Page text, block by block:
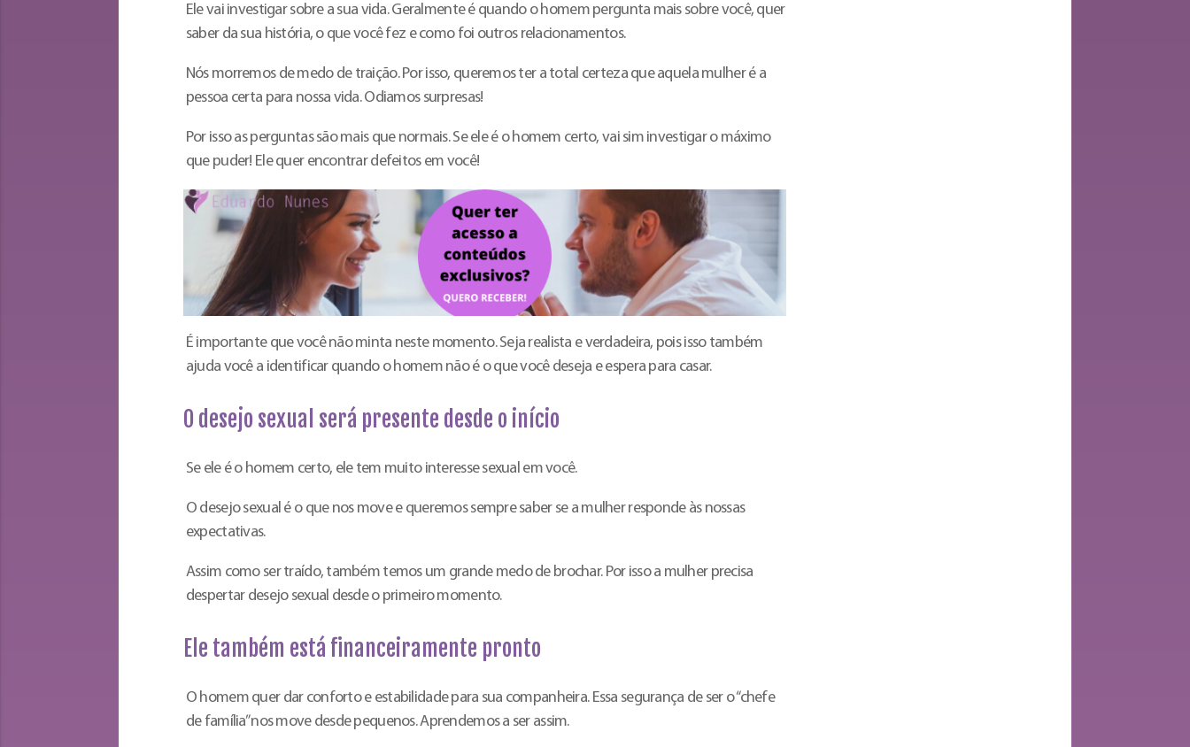
Ele vai investigar sobre a sua vida. Geralmente é quando o homem pergunta mais sobre você, quer
saber da sua história, o que você fez e como foi outros relacionamentos.
Nós morremos de medo de traição. Por isso, queremos ter a total certeza que aquela mulher é a
pessoa certa para nossa vida. Odiamos surpresas!
Por isso as perguntas são mais que normais. Se ele é o homem certo, vai sim investigar o máximo
que puder! Ele quer encontrar defeitos em você!
É importante que você não minta neste momento. Seja realista e verdadeira, pois isso também
ajuda você a identificar quando o homem não é o que você deseja e espera para casar.
O desejo sexual será presente desde o início
Se ele é o homem certo, ele tem muito interesse sexual em você.
O desejo sexual é o que nos move e queremos sempre saber se a mulher responde às nossas
expectativas.
Assim como ser traído, também temos um grande medo de brochar. Por isso a mulher precisa
despertar desejo sexual desde o primeiro momento.
Ele também está financeiramente pronto
O homem quer dar conforto e estabilidade para sua companheira. Essa segurança de ser o “chefe
de família” nos move desde pequenos. Aprendemos a ser assim.